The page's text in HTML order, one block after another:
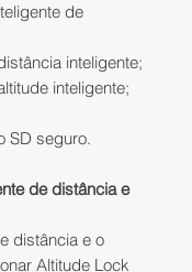
de
inteligente;
inteligente;
SD seguro.
de distância e
distância e o
Altitude Lock